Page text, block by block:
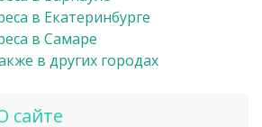
в Екатеринбурге
в Самаре
в других городах
сайте